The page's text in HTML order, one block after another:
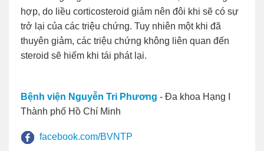
hợp, do liều corticosteroid giảm nên đôi khi sẽ có sự
trở lại của các triệu chứng. Tuy nhiên một khi đã
thuyên giảm, các triệu chứng không liên quan đến
steroid sẽ hiếm khi tái phát lại.
Bệnh viện Nguyễn Tri Phương - Đa khoa Hạng I
Thành phố Hồ Chí Minh
facebook.com/BVNTP